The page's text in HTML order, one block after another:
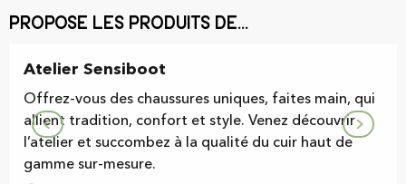
Propose les produits de...
Atelier Sensiboot
Offrez-vous des chaussures uniques, faites main, qui
allient tradition, confort et style. Venez découvrir
l’atelier et succombez à la qualité du cuir haut de
gamme sur-mesure.